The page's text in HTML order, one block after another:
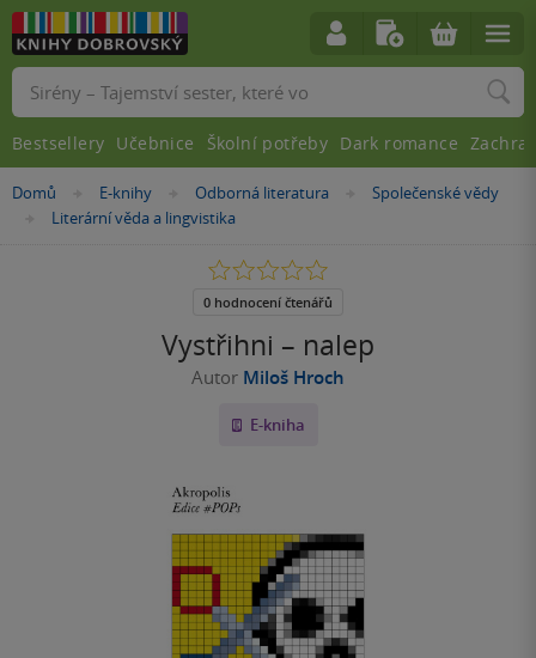
Nacházíte
Domů »E-knihy »Odborná literatura »
Společenské vědy
»
Literární věda a lingvistika
Vystřihni – nalep
Autor Miloš Hroch
E-kniha
0.0
5
0 hodnocení čtenářů
Vyhledávání
Bestsellery Učebnice Školní potřeby Dark romance